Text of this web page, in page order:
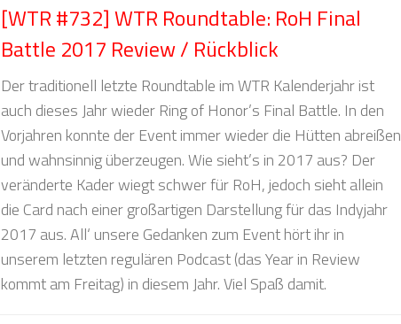
[WTR #732] WTR Roundtable: RoH Final
Battle 2017 Review / Rückblick
Der traditionell letzte Roundtable im WTR Kalenderjahr ist
auch dieses Jahr wieder Ring of Honor’s Final Battle. In den
Vorjahren konnte der Event immer wieder die Hütten abreißen
und wahnsinnig überzeugen. Wie sieht’s in 2017 aus? Der
veränderte Kader wiegt schwer für RoH, jedoch sieht allein
die Card nach einer großartigen Darstellung für das Indyjahr
2017 aus. All‘ unsere Gedanken zum Event hört ihr in
unserem letzten regulären Podcast (das Year in Review
kommt am Freitag) in diesem Jahr. Viel Spaß damit.